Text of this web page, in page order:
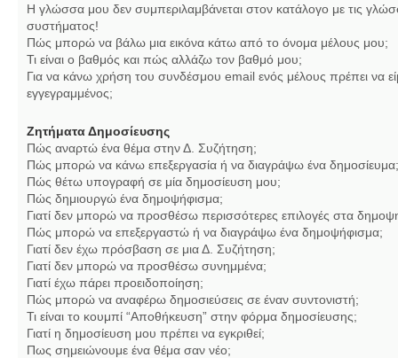
Η γλώσσα μου δεν συμπεριλαμβάνεται στον κατάλογο με τις
συστήματος!
Πώς μπορώ να βάλω μια εικόνα κάτω από το όνομα μέλους μου;
Τι είναι ο βαθμός και πώς αλλάζω τον βαθμό μου;
Για να κάνω χρήση του συνδέσμου email ενός μέλους πρέπει να
εγγεγραμμένος;
Ζητήματα Δημοσίευσης
Πώς αναρτώ ένα θέμα στην Δ. Συζήτηση;
Πώς μπορώ να κάνω επεξεργασία ή να διαγράψω ένα δημοσίευμα;
Πώς θέτω υπογραφή σε μία δημοσίευση μου;
Πώς δημιουργώ ένα δημοψήφισμα;
Γιατί δεν μπορώ να προσθέσω περισσότερες επιλογές στα
Πώς μπορώ να επεξεργαστώ ή να διαγράψω ένα δημοψήφισμα;
Γιατί δεν έχω πρόσβαση σε μια Δ. Συζήτηση;
Γιατί δεν μπορώ να προσθέσω συνημμένα;
Γιατί έχω πάρει προειδοποίηση;
Πώς μπορώ να αναφέρω δημοσιεύσεις σε έναν συντονιστή;
Τι είναι το κουμπί “Αποθήκευση” στην φόρμα δημοσίευσης;
Γιατί η δημοσίευση μου πρέπει να εγκριθεί;
Πως σημειώνουμε ένα θέμα σαν νέο;